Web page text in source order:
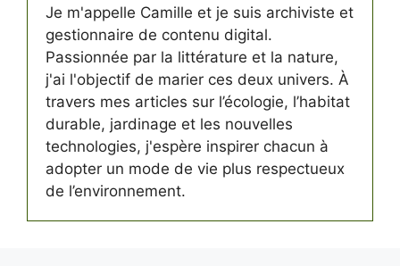
Je m'appelle Camille et je suis archiviste et
gestionnaire de contenu digital.
Passionnée par la littérature et la nature,
j'ai l'objectif de marier ces deux univers. À
travers mes articles sur l’écologie, l’habitat
durable, jardinage et les nouvelles
technologies, j'espère inspirer chacun à
adopter un mode de vie plus respectueux
de l’environnement.